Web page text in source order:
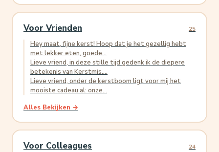
Voor Vrienden 25
Hey maat, fijne kerst! Hoop dat je het gezellig hebt
met lekker eten, goede...
Lieve vriend, in deze stille tijd gedenk ik de diepere
betekenis van Kerstmis....
Lieve vriend, onder de kerstboom ligt voor mij het
mooiste cadeau al: onze...
Alles Bekijken →
Voor Colleagues 24